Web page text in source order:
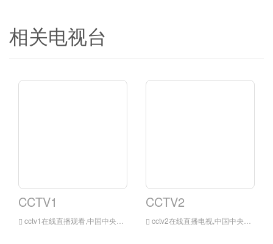
相关电视台
CCTV1
cctv1在线直播观看,中国中央电视台综合频道（频道呼号：CCTV-1 综合）是中国中央电视台拥有的一条以普通话为主的综合节目频道，该频道为中国中央电视台发展最早、影响力最大的综合频道。
CCTV2
cctv2在线直播电视,中国中央电视台财经频道是中国中央电视台拥有的一条以普通话广播为主的财经频道。该频道以专业财经信息为核心内容，以生活服务和消费时尚为辅助内容。